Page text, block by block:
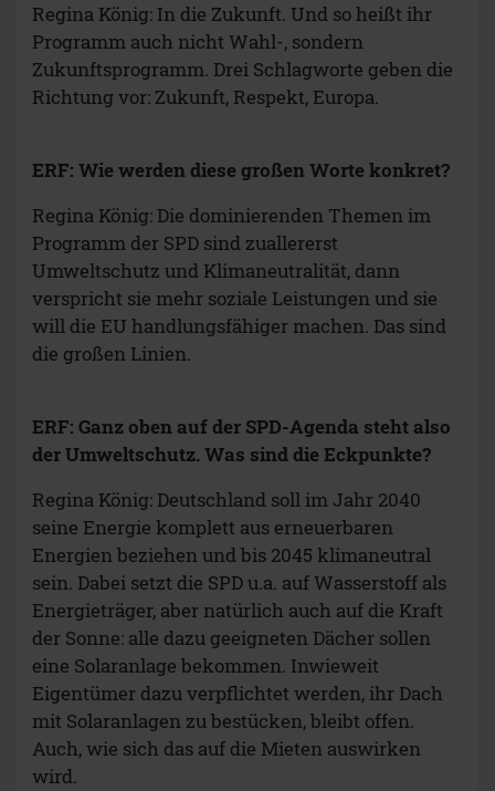
Regina König: In die Zukunft. Und so heißt ihr
Programm auch nicht Wahl-, sondern
Zukunftsprogramm. Drei Schlagworte geben die
Richtung vor: Zukunft, Respekt, Europa.
ERF: Wie werden diese großen Worte konkret?
Regina König: Die dominierenden Themen im
Programm der SPD sind zuallererst
Umweltschutz und Klimaneutralität, dann
verspricht sie mehr soziale Leistungen und sie
will die EU handlungsfähiger machen. Das sind
die großen Linien.
ERF: Ganz oben auf der SPD-Agenda steht also
der Umweltschutz. Was sind die Eckpunkte?
Regina König: Deutschland soll im Jahr 2040
seine Energie komplett aus erneuerbaren
Energien beziehen und bis 2045 klimaneutral
sein. Dabei setzt die SPD u.a. auf Wasserstoff als
Energieträger, aber natürlich auch auf die Kraft
der Sonne: alle dazu geeigneten Dächer sollen
eine Solaranlage bekommen. Inwieweit
Eigentümer dazu verpflichtet werden, ihr Dach
mit Solaranlagen zu bestücken, bleibt offen.
Auch, wie sich das auf die Mieten auswirken
wird.